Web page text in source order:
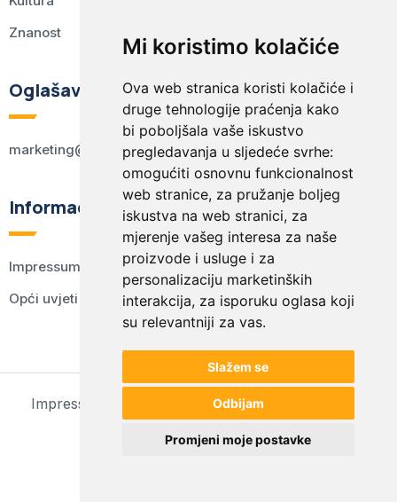
Mi koristimo kolačiće
Ova web stranica koristi kolačiće i
druge tehnologije praćenja kako
bi poboljšala vaše iskustvo
pregledavanja u sljedeće svrhe:
omogućiti osnovnu funkcionalnost
web stranice, za pružanje boljeg
iskustva na web stranici, za
mjerenje vašeg interesa za naše
proizvode i usluge i za
personalizaciju marketinških
interakcija, za isporuku oglasa koji
su relevantniji za vas.
Slažem se
Odbijam
Promjeni moje postavke
Znanost
Oglašavanje
marketing@kodex.hr
Informacije
Impressum
Opći uvjeti korištenja
Impressum Opći uvjeti korištenjaPostavke kolačića
© 2024 kodex.hr